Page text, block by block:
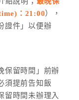
：21:00），
證件」以便辦
保留時間」前辦
須提前告知飯
留時間未辦理入